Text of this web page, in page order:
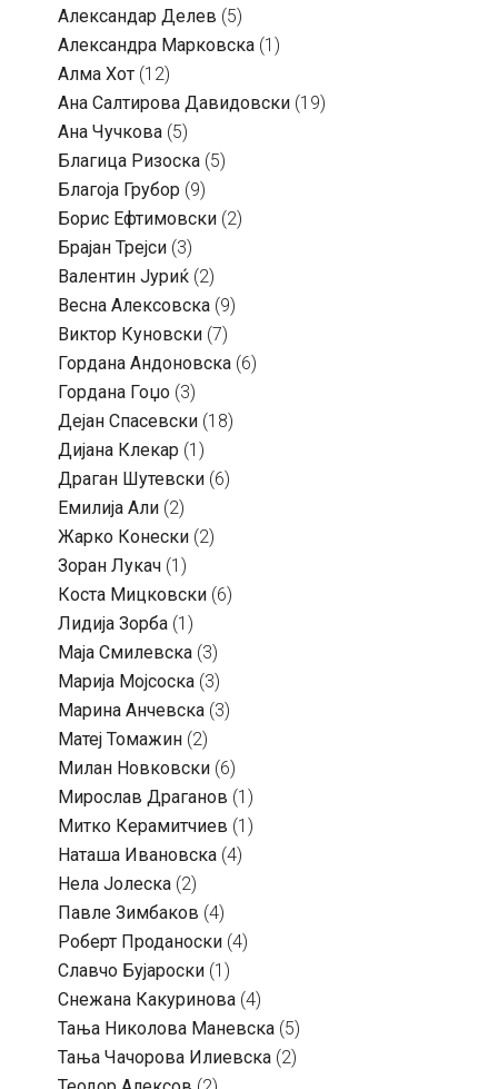
Александар Делев (5)
Александра Марковска (1)
Алма Хот (12)
Ана Салтирова Давидовски (19)
Ана Чучкова (5)
Благица Ризоска (5)
Благоја Грубор (9)
Борис Ефтимовски (2)
Брајан Трејси (3)
Валентин Јуриќ (2)
Весна Алексовска (9)
Виктор Куновски (7)
Гордана Андоновска (6)
Гордана Гоџо (3)
Дејан Спасевски (18)
Дијана Клекар (1)
Драган Шутевски (6)
Емилија Али (2)
Жарко Конески (2)
Зоран Лукач (1)
Коста Мицковски (6)
Лидија Зорба (1)
Маја Смилевска (3)
Марија Мојсоска (3)
Марина Анчевска (3)
Матеј Томажин (2)
Милан Новковски (6)
Мирослав Драганов (1)
Митко Керамитчиев (1)
Наташа Ивановска (4)
Нела Јолеска (2)
Павле Зимбаков (4)
Роберт Проданоски (4)
Славчо Бујароски (1)
Снежана Какуринова (4)
Тања Николова Маневска (5)
Тања Чачорова Илиевска (2)